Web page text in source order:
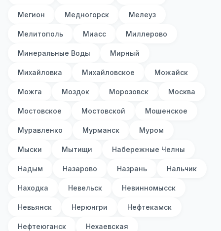
Мегион Медногорск Мелеуз
Мелитополь Миасс Миллерово
Минеральные Воды Мирный
Михайловка Михайловское Можайск
Можга Моздок Морозовск Москва
Мостовское Мостовской Мошенское
Муравленко Мурманск Муром
Мыски Мытищи Набережные Челны
Надым Назарово Назрань Нальчик
Находка Невельск Невинномысск
Невьянск Нерюнгри Нефтекамск
Нефтеюганск Нехаевская